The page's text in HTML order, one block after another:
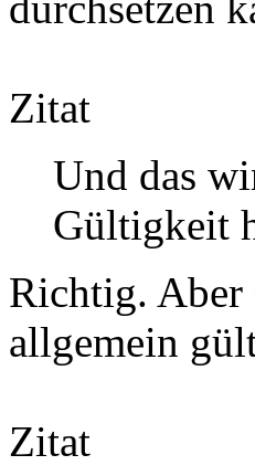
Zitat
Und das
Gültigkeit
Richtig. Aber
allgemein
Zitat